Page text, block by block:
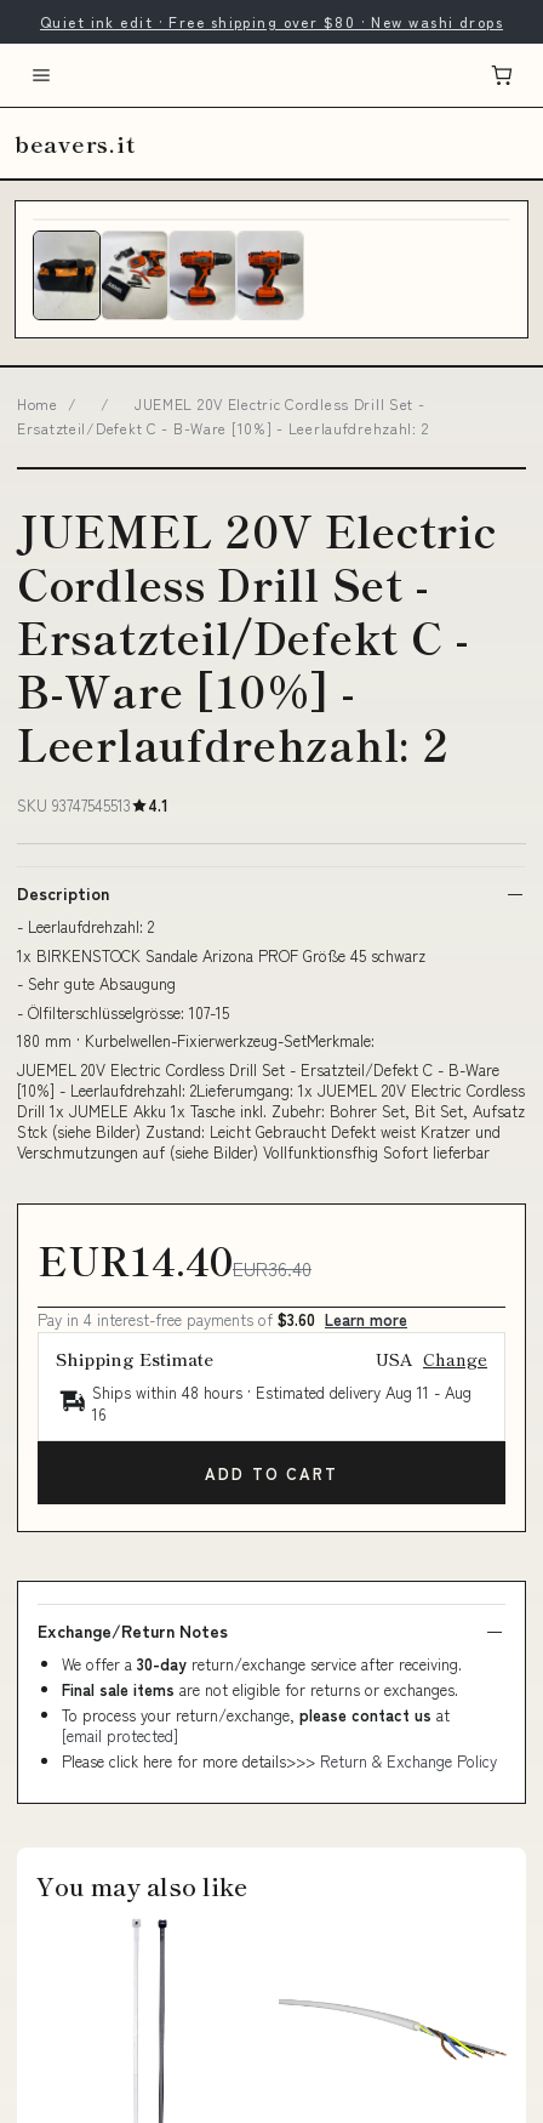
Quiet ink edit · Free shipping over $80 · New washi drops
beavers.it
Home / /
JUEMEL 20V Electric Cordless Drill Set -
Ersatzteil/Defekt C - B-Ware [10%] - Leerlaufdrehzahl: 2
JUEMEL 20V Electric
Cordless Drill Set -
Ersatzteil/Defekt C -
B-Ware [10%] -
Leerlaufdrehzahl: 2
SKU 93747545513 4.1
Description
- Leerlaufdrehzahl: 2
1x BIRKENSTOCK Sandale Arizona PROF Größe 45 schwarz
- Sehr gute Absaugung
- Ölfilterschlüsselgrösse: 107-15
180 mm · Kurbelwellen-Fixierwerkzeug-SetMerkmale:
JUEMEL 20V Electric Cordless Drill Set - Ersatzteil/Defekt C - B-Ware
[10%] - Leerlaufdrehzahl: 2Lieferumgang: 1x JUEMEL 20V Electric Cordless
Drill 1x JUMELE Akku 1x Tasche inkl. Zubehr: Bohrer Set, Bit Set, Aufsatz
Stck (siehe Bilder) Zustand: Leicht Gebraucht Defekt weist Kratzer und
Verschmutzungen auf (siehe Bilder) Vollfunktionsfhig Sofort lieferbar
EUR14.40EUR36.40
Pay in 4 interest-free payments of $3.60 Learn more
Shipping Estimate USA Change
Ships within 48 hours · Estimated delivery Aug 11 - Aug
16
ADD TO CART
Exchange/Return Notes
We offer a 30-day return/exchange service after receiving.
Final sale items are not eligible for returns or exchanges.
To process your return/exchange, please contact us at
[email protected]
Please click here for more details>>> Return & Exchange Policy
You may also like